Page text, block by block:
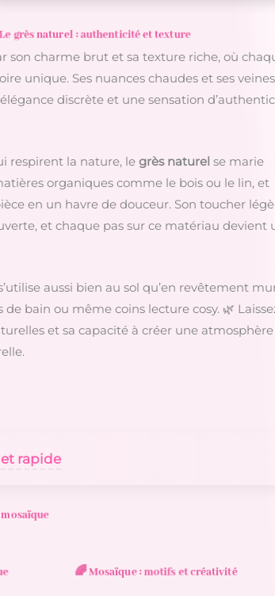
grès naturel : authenticité et texture
son charme brut et sa texture riche, où
unique. Ses nuances chaudes et ses veines
discrète et une sensation
respirent la nature, le grès naturel se marie
organiques comme le bois ou le lin, et
en un havre de douceur. Son toucher
et chaque pas sur ce matériau devient
aussi bien au sol qu’en revêtement
bain ou même coins lecture cosy. 🌿
et sa capacité à créer une atmosphère
rapide
🌈 Mosaïque : motifs et créativité